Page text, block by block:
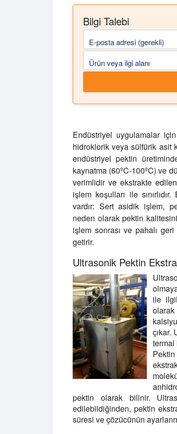
Bilgi Talebi
E-posta adresi (gerekli)
Ürün veya ilgi alanı
Endüstriyel uygulamalar
hidroklorik veya sülfürik asit
endüstriyel pektin
kaynatma (60ºC-100ºC) ve
verimlidir ve ekstrakte
işlem koşulları ile
vardır: Sert asidik işlem,
neden olarak pektin
işlem sonrası ve pahalı
getirir.
Ultrasonik Pektin
ile
çıkar.
termal
pektin olarak bilinir.
edilebildiğinden, pektin
süresi ve çözücünün